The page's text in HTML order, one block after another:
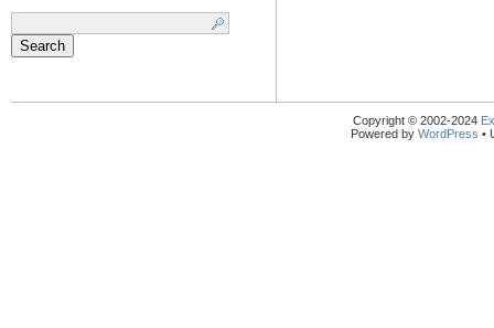
Copyright © 2002-2024
Powered by WordPress •